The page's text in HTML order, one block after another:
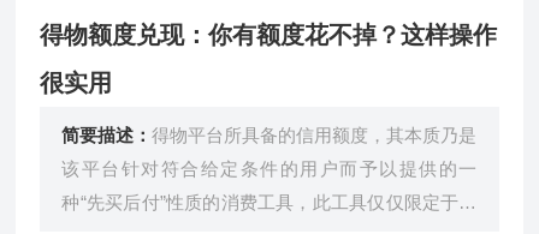
得物额度兑现：你有额度花不掉？这样操作
很实用
简要描述：得物平台所具备的信用额度，其本质乃是
该平台针对符合给定条件的用户而予以提供的一
种“先买后付”性质的消费工具，此工具仅仅限定于得